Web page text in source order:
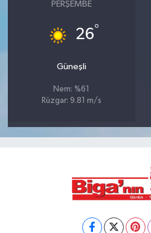
PERŞEMBE
26°
Güneşli
Nem: %61
Rüzgar: 9.81 m/s